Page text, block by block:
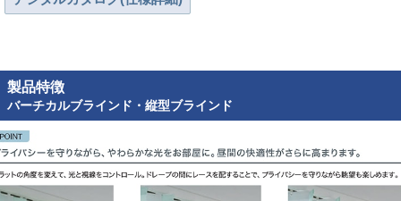
製品特徴
バーチカルブラインド・縦型ブラインド